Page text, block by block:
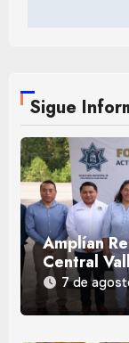
Sigue
Amplían
Central
7 de